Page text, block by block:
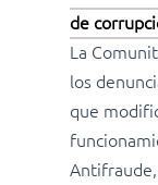
de
La
los
que